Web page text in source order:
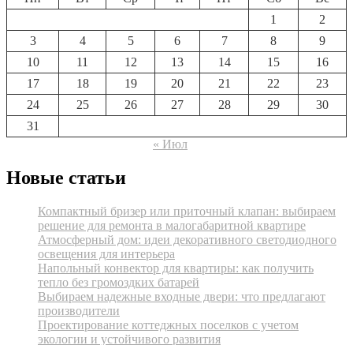
1
2
3
4 5 6 7 8
9
10
11 12 13 14 15
16
17
18 19 20 21 22
23
24
25 26 27 28 29
30
31
« Июл
Новые статьи
Компактный бризер или приточный клапан: выбираем
решение для ремонта в малогабаритной квартире
Атмосферный дом: идеи декоративного светодиодного
освещения для интерьера
Напольный конвектор для квартиры: как получить
тепло без громоздких батарей
Выбираем надежные входные двери: что предлагают
производители
Проектирование коттеджных поселков с учетом
экологии и устойчивого развития